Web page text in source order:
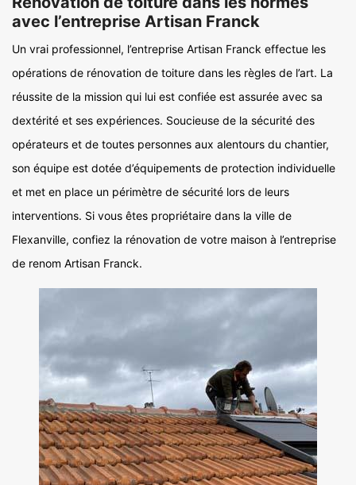
avec l’entreprise Artisan Franck
Un vrai professionnel, l’entreprise Artisan Franck effectue les
opérations de rénovation de toiture dans les règles de l’art. La
réussite de la mission qui lui est confiée est assurée avec sa
dextérité et ses expériences. Soucieuse de la sécurité des
opérateurs et de toutes personnes aux alentours du chantier,
son équipe est dotée d’équipements de protection individuelle
et met en place un périmètre de sécurité lors de leurs
interventions. Si vous êtes propriétaire dans la ville de
Flexanville, confiez la rénovation de votre maison à l’entreprise
de renom Artisan Franck.